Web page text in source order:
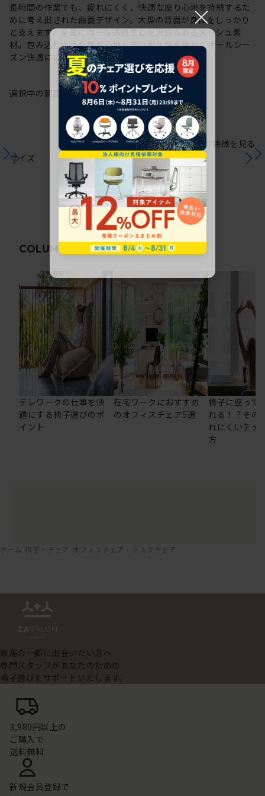
長時間の作業でも、疲れにくく、快適な座り心地を持続するた
めに考え出された曲面デザイン。大型の背面が身体をしっかり
と支えます。全面に均一な透過性と光沢感のあるメッシュ素
材。包み込むような座り心地と高い耐久性を持ち、オールシー
ズン快適にご使用いただけます。
選択中の商品情報保証注意事項
サイズ
シリーズの特徴を見る
COLUMN 関連コラム
テレワークの仕事を快
適にする椅子選びのポ
イント
在宅ワークにおすすめ
のオフィスチェア5選
椅子に座って
れる！？その
れにくいチェ
方
ホーム 椅子・チェア オフィスチェア・デスクチェア
最高の一脚に出会いたい方へ
専門スタッフがあなたのための
椅子選びをサポートいたします。
3,980円以上の
ご購入で
送料無料
新規会員登録で
×